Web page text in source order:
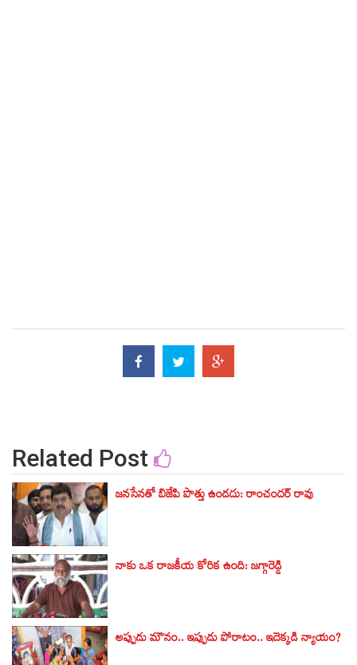
Related Post
జనసేనతో బిజేపి పొత్తు ఉండదు: రాంచందర్ రావు
నాకు ఒక రాజకీయ కోరిక ఉంది: జగ్గారెడ్డి
అప్పుడు మౌనం.. ఇప్పుడు పోరాటం.. ఇదెక్కడి న్యాయం?